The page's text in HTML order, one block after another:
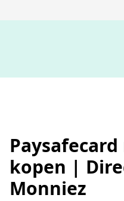
kopen |
Monniez